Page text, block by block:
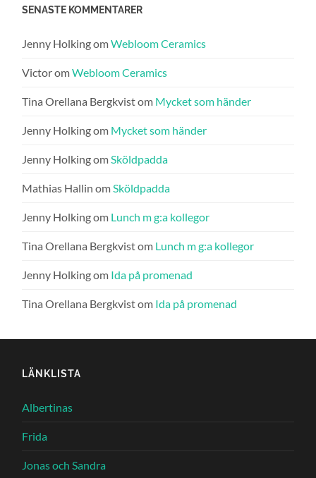
SENASTE KOMMENTARER
Jenny HolkingomWebloom Ceramics
VictoromWebloom Ceramics
Tina Orellana Bergkvistom Mycket som händer
Jenny Holkingom Mycket som händer
Jenny HolkingomSköldpadda
Mathias Hallin omSköldpadda
Jenny Holkingom Lunch m g:a kollegor
Tina Orellana Bergkvistom Lunch m g:a kollegor
Jenny Holkingom Ida på promenad
Tina Orellana Bergkvistom Ida på promenad
LÄNKLISTA
Albertinas
Frida
Jonas och Sandra